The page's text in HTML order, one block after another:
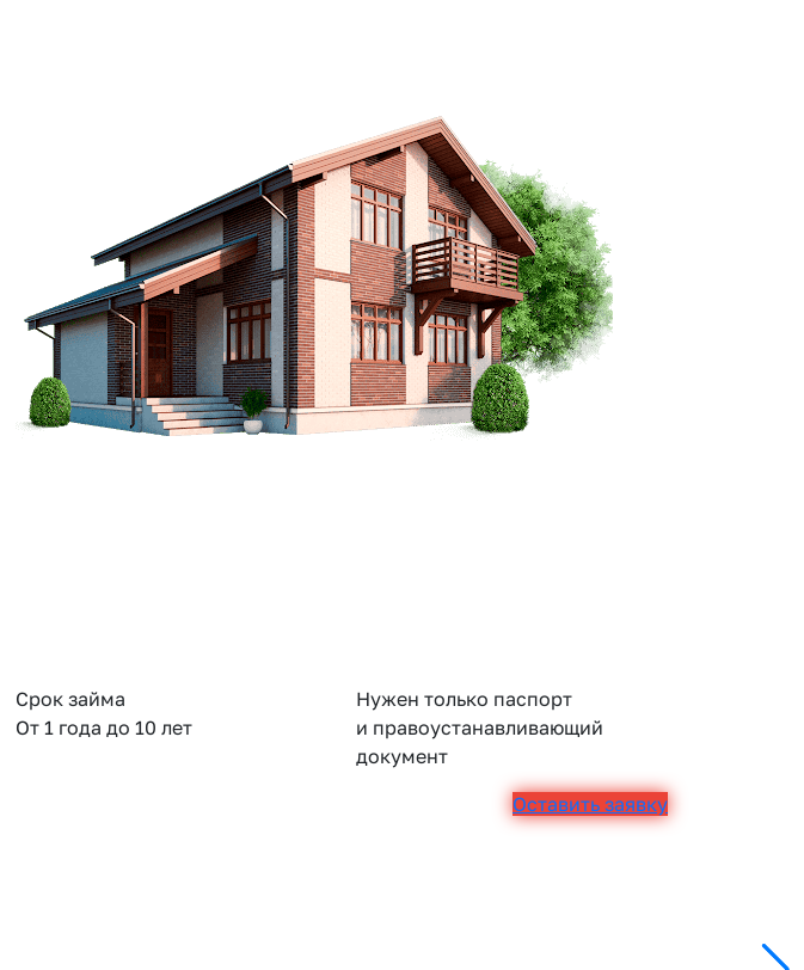
Срок займа
От 1 года до 10 лет
Нужен только паспорт
и правоустанавливающий
документ
Оставить заявку